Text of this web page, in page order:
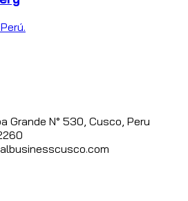
Grande N° 530, Cusco, Peru